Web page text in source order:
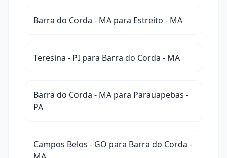
Barra do Corda - MA para Estreito - MA
Teresina - PI para Barra do Corda - MA
Barra do Corda - MA para Parauapebas -
PA
Campos Belos - GO para Barra do Corda -